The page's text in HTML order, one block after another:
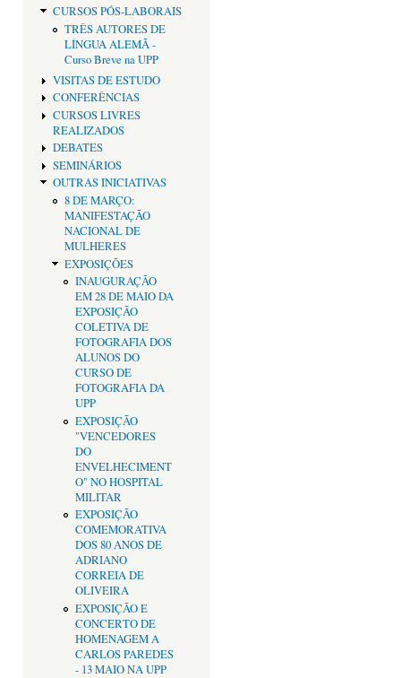
CURSOS PÓS-LABORAIS
TRÊS AUTORES DE
LÍNGUA ALEMÃ -
Curso Breve na UPP
VISITAS DE ESTUDO
CONFERÊNCIAS
CURSOS LIVRES
REALIZADOS
DEBATES
SEMINÁRIOS
OUTRAS INICIATIVAS
8 DE MARÇO:
MANIFESTAÇÃO
NACIONAL DE
MULHERES
EXPOSIÇÕES
INAUGURAÇÃO
EM 28 DE MAIO DA
EXPOSIÇÃO
COLETIVA DE
FOTOGRAFIA DOS
ALUNOS DO
CURSO DE
FOTOGRAFIA DA
UPP
EXPOSIÇÃO
"VENCEDORES
DO
ENVELHECIMENT
O" NO HOSPITAL
MILITAR
EXPOSIÇÃO
COMEMORATIVA
DOS 80 ANOS DE
ADRIANO
CORREIA DE
OLIVEIRA
EXPOSIÇÃO E
CONCERTO DE
HOMENAGEM A
CARLOS PAREDES
- 13 MAIO NA UPP